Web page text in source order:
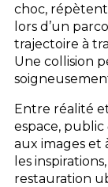
choc, répètent
lors d’un
trajectoire à
Une collision
Entre réalité
espace, public
aux images et
les
restauration